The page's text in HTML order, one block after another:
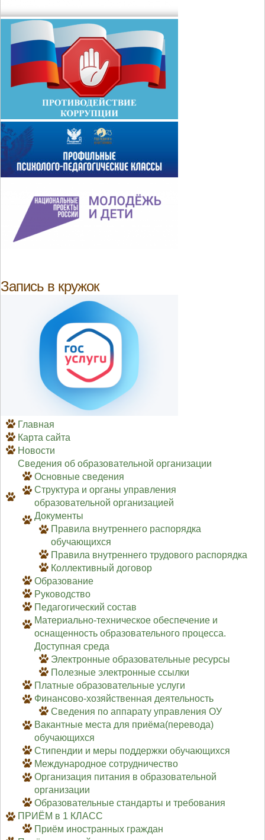
Запись в кружок
Главная
Карта сайта
Новости
Сведения об образовательной организации
Основные сведения
Структура и органы управления
образовательной организацией
Документы
Правила внутреннего распорядка
обучающихся
Правила внутреннего трудового распорядка
Коллективный договор
Образование
Руководство
Педагогический состав
Материально-техническое обеспечение и
оснащенность образовательного процесса.
Доступная среда
Электронные образовательные ресурсы
Полезные электронные ссылки
Платные образовательные услуги
Финансово-хозяйственная деятельность
Сведения по аппарату управления ОУ
Вакантные места для приёма(перевода)
обучающихся
Стипендии и меры поддержки обучающихся
Международное сотрудничество
Организация питания в образовательной
организации
Образовательные стандарты и требования
ПРИЁМ в 1 КЛАСС
Приём иностранных граждан